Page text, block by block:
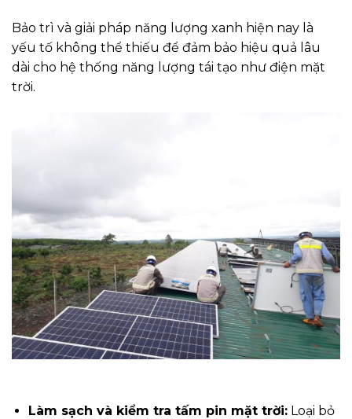
Bảo trì và giải pháp năng lượng xanh hiện nay là
yếu tố không thể thiếu để đảm bảo hiệu quả lâu
dài cho hệ thống năng lượng tái tạo như điện mặt
trời.
Làm sạch và kiểm tra tấm pin mặt trời:Loại bỏ